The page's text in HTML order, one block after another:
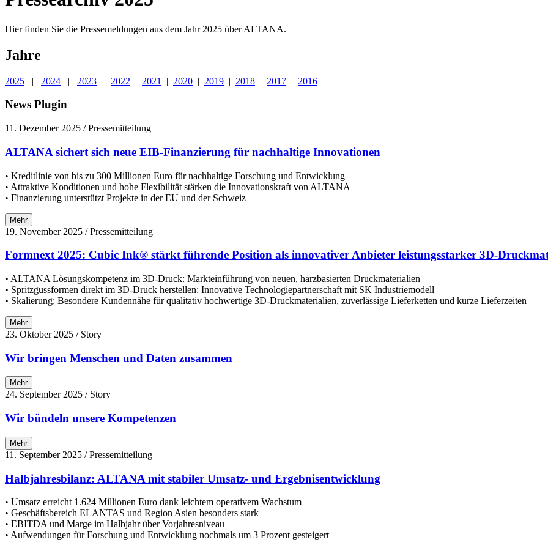
Hier finden Sie die Pressemeldungen aus dem Jahr 2025 über ALTANA.
Jahre
2025 | 2024 | 2023 | 2022 | 2021 | 2020 | 2019 | 2018 | 2017 | 2016
News Plugin
11. Dezember 2025 / Pressemitteilung
ALTANA sichert sich neue EIB-Finanzierung für nachhaltige Innovationen
• Kreditlinie von bis zu 300 Millionen Euro für nachhaltige Forschung und Entwicklung
• Attraktive Konditionen und hohe Flexibilität stärken die Innovationskraft von ALTANA
• Finanzierung unterstützt Projekte in der EU und der Schweiz
Mehr
19. November 2025 / Pressemitteilung
Formnext 2025: Cubic Ink® stärkt führende Position als innovativer Anbieter leistungsstarker 3D-
• ALTANA Lösungskompetenz im 3D-Druck: Markteinführung von neuen, harzbasierten Druckmaterialien
• Spritzgussformen direkt im 3D-Druck herstellen: Innovative Technologiepartnerschaft mit SK Industriemodell
• Skalierung: Besondere Kundennähe für qualitativ hochwertige 3D-Druckmaterialien, zuverlässige Lieferketten und kurze Lieferzeiten
Mehr
23. Oktober 2025 / Story
Wir bringen Menschen und Daten zusammen
Mehr
24. September 2025 / Story
Wir bündeln unsere Kompetenzen
Mehr
11. September 2025 / Pressemitteilung
Halbjahresbilanz: ALTANA mit stabiler Umsatz- und Ergebnisentwicklung
• Umsatz erreicht 1.624 Millionen Euro dank leichtem operativem Wachstum
• Geschäftsbereich ELANTAS und Region Asien besonders stark
• EBITDA und Marge im Halbjahr über Vorjahresniveau
• Aufwendungen für Forschung und Entwicklung nochmals um 3 Prozent gesteigert